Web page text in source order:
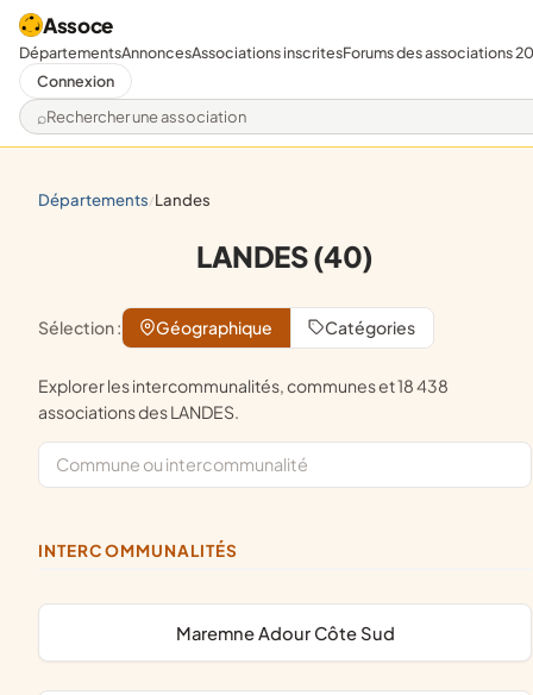
Assoce
Rechercher une association
DépartementsAnnoncesAssociations inscritesForums des associations
Connexion
départements/ landes
LANDES (40)
Sélection : Géographique Catégories
Explorer les intercommunalités, communes et 18 438
associations des LANDES.
INTERCOMMUNALITÉS
Maremne Adour Côte Sud